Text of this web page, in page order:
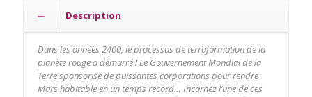
Description
Dans les années 2400, le processus de terraformation de la
planète rouge a démarré ! Le Gouvernement Mondial de la
Terre sponsorise de puissantes corporations pour rendre
Mars habitable en un temps record… Incarnez l’une de ces